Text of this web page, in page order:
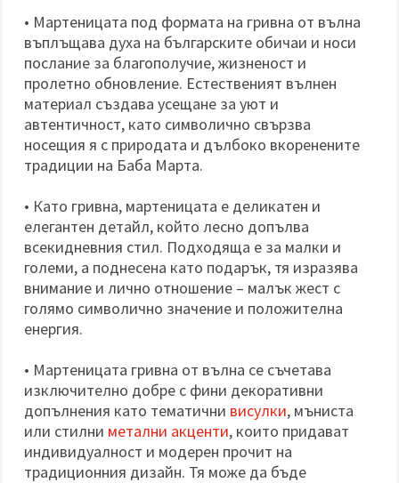
• Мартеницата под формата на гривна от вълна
въплъщава духа на българските обичаи и носи
послание за благополучие, жизненост и
пролетно обновление. Естественият вълнен
материал създава усещане за уют и
автентичност, като символично свързва
носещия я с природата и дълбоко вкоренените
традиции на Баба Марта.
• Като гривна, мартеницата е деликатен и
елегантен детайл, който лесно допълва
всекидневния стил. Подходяща е за малки и
големи, а поднесена като подарък, тя изразява
внимание и лично отношение – малък жест с
голямо символично значение и положителна
енергия.
• Мартеницата гривна от вълна се съчетава
изключително добре с фини декоративни
допълнения като тематични висулки, мъниста
или стилни метални акценти, които придават
индивидуалност и модерен прочит на
традиционния дизайн. Тя може да бъде